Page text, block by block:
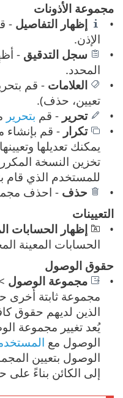
مجموعة الأذونات
إظهار التفاصيل -
الإذن.
سجل التدقيق -
المحدد.
العلامات - قم
تعيين، حذف).
تحرير - قم بتحرير
تكرار - قم بإنشاء
يمكنك تعديلها
تخزين النسخة
للمستخدم الذي قام
حذف - احذف
التعيينات
إظهار الحسابات
الحسابات المعينة
حقوق الوصول
مجموعة الوصول
مجموعة ثابتة أخرى
الذين لديهم حقوق
يُعد تغيير مجموعة
الوصول مع
الوصول بتعيين
إلى الكائن بناءً